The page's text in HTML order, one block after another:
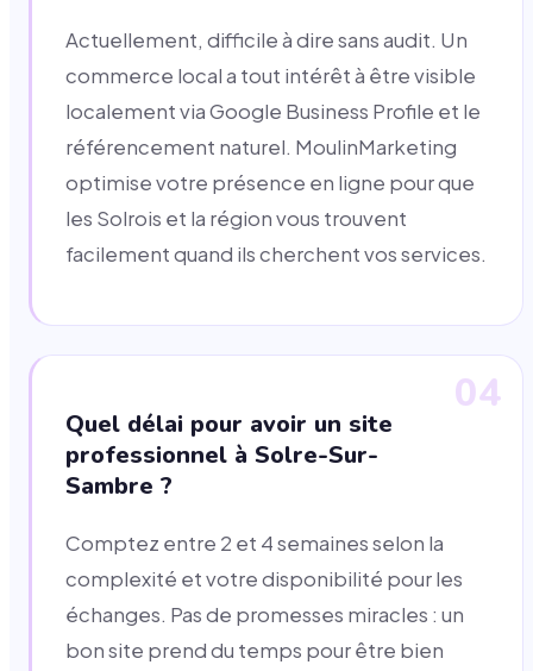
Actuellement, difficile à dire sans audit. Un
commerce local a tout intérêt à être visible
localement via Google Business Profile et le
référencement naturel. MoulinMarketing
optimise votre présence en ligne pour que
les Solrois et la région vous trouvent
facilement quand ils cherchent vos services.
04
Quel délai pour avoir un site
professionnel à Solre-Sur-
Sambre ?
Comptez entre 2 et 4 semaines selon la
complexité et votre disponibilité pour les
échanges. Pas de promesses miracles : un
bon site prend du temps pour être bien